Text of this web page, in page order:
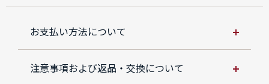
お支払い方法について
注意事項および返品・交換について